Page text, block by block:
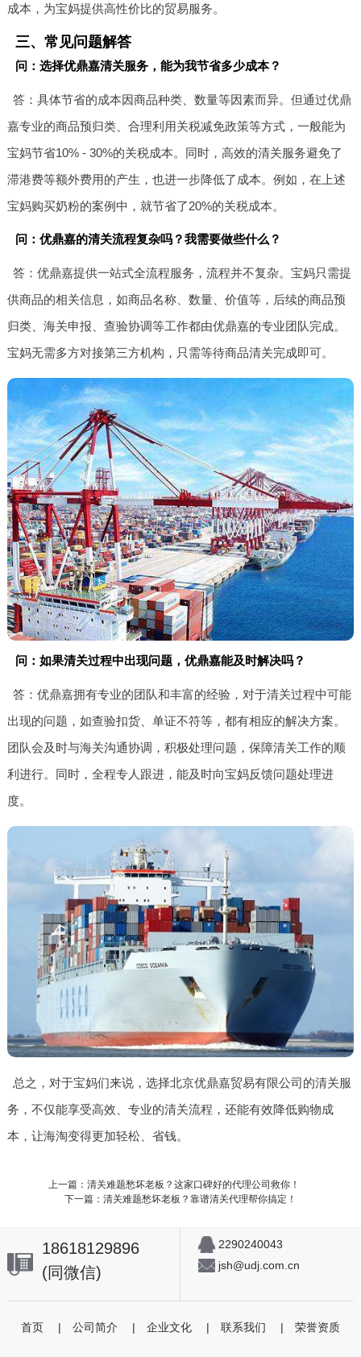
成本，为宝妈提供高性价比的贸易服务。
三、常见问题解答
问：选择优鼎嘉清关服务，能为我节省多少成本？
答：具体节省的成本因商品种类、数量等因素而异。但通过优鼎
嘉专业的商品预归类、合理利用关税减免政策等方式，一般能为
宝妈节省10% - 30%的关税成本。同时，高效的清关服务避免了
滞港费等额外费用的产生，也进一步降低了成本。例如，在上述
宝妈购买奶粉的案例中，就节省了20%的关税成本。
问：优鼎嘉的清关流程复杂吗？我需要做些什么？
答：优鼎嘉提供一站式全流程服务，流程并不复杂。宝妈只需提
供商品的相关信息，如商品名称、数量、价值等，后续的商品预
归类、海关申报、查验协调等工作都由优鼎嘉的专业团队完成。
宝妈无需多方对接第三方机构，只需等待商品清关完成即可。
问：如果清关过程中出现问题，优鼎嘉能及时解决吗？
答：优鼎嘉拥有专业的团队和丰富的经验，对于清关过程中可能
出现的问题，如查验扣货、单证不符等，都有相应的解决方案。
团队会及时与海关沟通协调，积极处理问题，保障清关工作的顺
利进行。同时，全程专人跟进，能及时向宝妈反馈问题处理进
度。
总之，对于宝妈们来说，选择北京优鼎嘉贸易有限公司的清关服
务，不仅能享受高效、专业的清关流程，还能有效降低购物成
本，让海淘变得更加轻松、省钱。
上一篇：清关难题愁坏老板？这家口碑好的代理公司救你！
下一篇：清关难题愁坏老板？靠谱清关代理帮你搞定！
18618129896
(同微信)
2290240043
jsh@udj.com.cn
首页 | 公司简介 | 企业文化 | 联系我们 | 荣誉资质